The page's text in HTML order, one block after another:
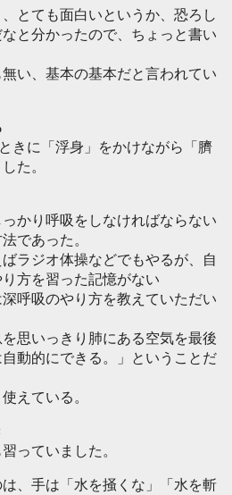
とても面白いというか、恐ろし
と分かったので、ちょっと書い
い、基本の基本だと言われてい
きに「浮身」をかけながら「臍
た。
かり呼吸をしなければならない
であった。
ラジオ体操などでもやるが、自
方を習った記憶がない
呼吸のやり方を教えていただい
思いっきり肺にある空気を最後
動的にできる。」ということだ
えている。
っていました。
、手は「水を掻くな」「水を斬